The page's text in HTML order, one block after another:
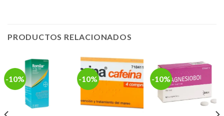
PRODUCTOS RELACIONADOS
-10% -10% -10%